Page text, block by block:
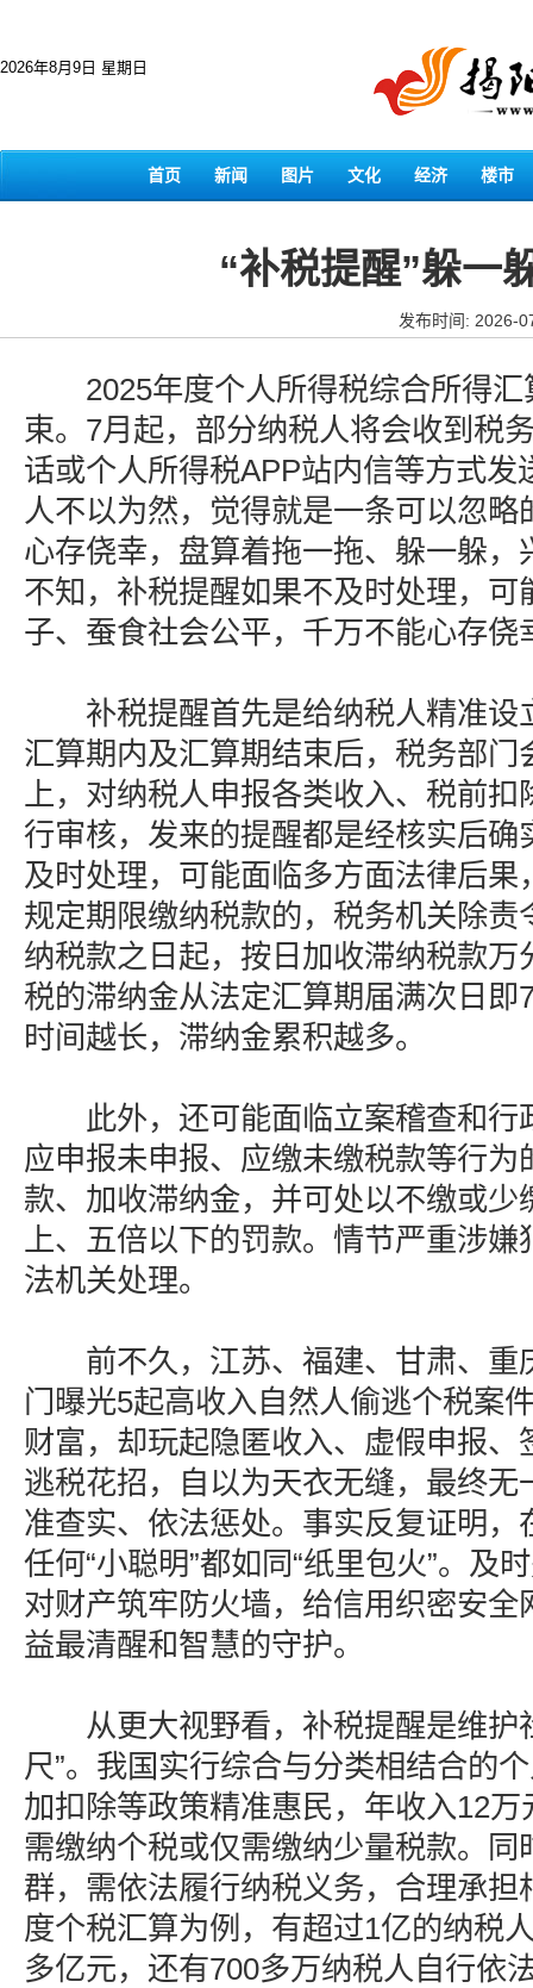
2026年8月9日 星期日
首页 新闻 图片 文化 经济 楼市
“补税提醒”躲一
发布时间: 2026-
2025年度个人所得税综合所得汇
束。7月起，部分纳税人将会收到税
话或个人所得税APP站内信等方式发
人不以为然，觉得就是一条可以忽略
心存侥幸，盘算着拖一拖、躲一躲，
不知，补税提醒如果不及时处理，可
子、蚕食社会公平，千万不能心存侥
补税提醒首先是给纳税人精准设
汇算期内及汇算期结束后，税务部门
上，对纳税人申报各类收入、税前扣
行审核，发来的提醒都是经核实后确
及时处理，可能面临多方面法律后果
规定期限缴纳税款的，税务机关除责
纳税款之日起，按日加收滞纳税款万
税的滞纳金从法定汇算期届满次日即
时间越长，滞纳金累积越多。
此外，还可能面临立案稽查和行
应申报未申报、应缴未缴税款等行为
款、加收滞纳金，并可处以不缴或少
上、五倍以下的罚款。情节严重涉嫌
法机关处理。
前不久，江苏、福建、甘肃、重
门曝光5起高收入自然人偷逃个税案
财富，却玩起隐匿收入、虚假申报、
逃税花招，自以为天衣无缝，最终无
准查实、依法惩处。事实反复证明，
任何“小聪明”都如同“纸里包火”。及
对财产筑牢防火墙，给信用织密安全
益最清醒和智慧的守护。
从更大视野看，补税提醒是维护
尺”。我国实行综合与分类相结合的
加扣除等政策精准惠民，年收入12
需缴纳个税或仅需缴纳少量税款。同
群，需依法履行纳税义务，合理承担
度个税汇算为例，有超过1亿的纳税
多亿元，还有700多万纳税人自行依